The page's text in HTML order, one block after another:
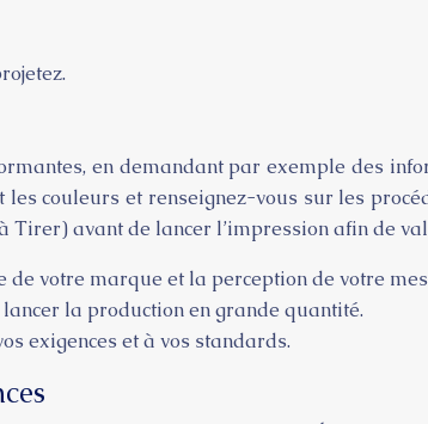
en demandant par exemple des
couleurs et renseignez-vous sur les
avant de lancer l’impression afin de
votre marque et la perception de votre
la production en grande quantité.
exigences et à vos standards.